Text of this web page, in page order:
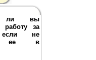
ли вы
работу за
если не
ее в